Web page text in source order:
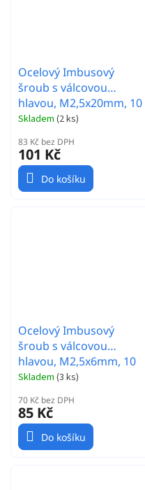
Ocelový Imbusový
šroub s válcovou
hlavou, M2,5x20mm, 10
ks.
Skladem (2 ks)
83 Kč bez DPH
101 Kč
Do košíku
Ocelový Imbusový
šroub s válcovou
hlavou, M2,5x6mm, 10
ks.
Skladem (3 ks)
70 Kč bez DPH
85 Kč
Do košíku